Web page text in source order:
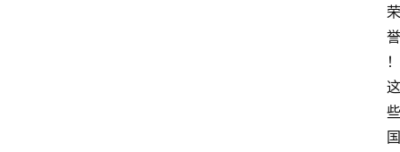
荣
誉
！
这
些
国